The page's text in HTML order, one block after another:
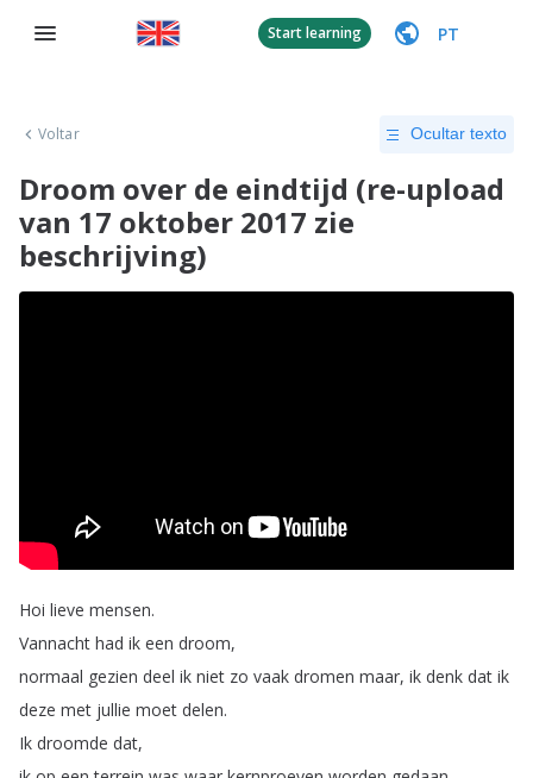
Start learning PT
Voltar Ocultar texto
Droom over de eindtijd (re-upload
van 17 oktober 2017 zie
beschrijving)
Hoi lieve mensen.
Vannacht had ik een droom,
normaal gezien deel ik niet zo vaak dromen maar, ik denk dat ik
deze met jullie moet delen.
Ik droomde dat,